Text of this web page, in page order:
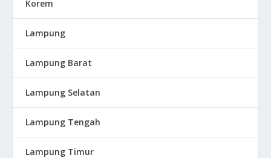
Korem
Lampung
Lampung Barat
Lampung Selatan
Lampung Tengah
Lampung Timur